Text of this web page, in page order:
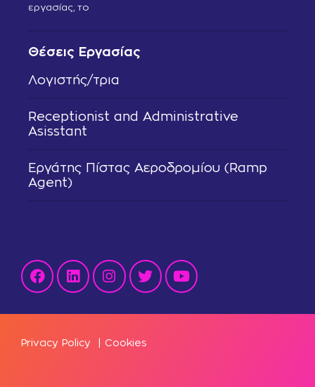
Θέσεις Εργασίας
Λογιστής/τρια
Receptionist and Administrative
Asisstant
Εργάτης Πίστας Αεροδρομίου (Ramp
Agent)
εργασίας, το
Privacy Policy | Cookies